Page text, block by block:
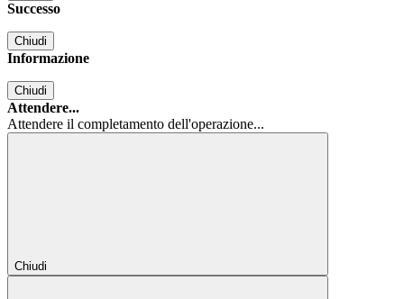
Successo
Chiudi
Informazione
Chiudi
Attendere...
Attendere il completamento dell'operazione...
Chiudi